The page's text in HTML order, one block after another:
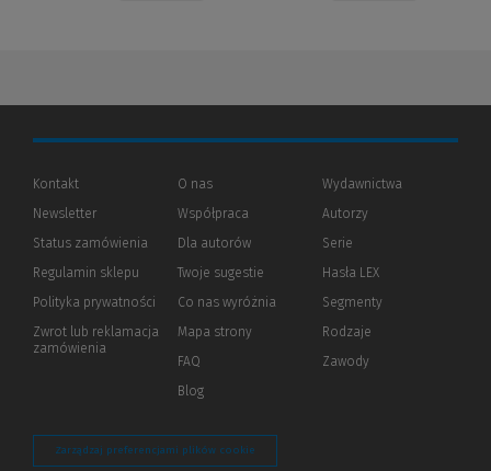
Kontakt
Newsletter
Status zamówienia
Regulamin sklepu
Polityka prywatności (Nowe
(Link
innej
Zwrot lub reklamacja
zamówienia
O nas
Współpraca
Dla autorów(Nowe
(Link
innej
strony)
Twoje sugestie
Co nas wyróżnia
Mapa strony
FAQ
Blog
Wydawnictwa
Autorzy
Serie
Hasła LEX
Segmenty
Rodzaje
Zawody
Zarządzaj preferencjami plików cookie